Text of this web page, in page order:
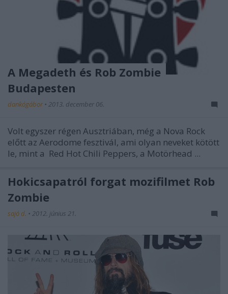
A Megadeth és Rob Zombie
Budapesten
dankógábor • 2013. december 06.
Volt egyszer régen Ausztriában, még a Nova Rock
előtt az Aerodome fesztivál, ami olyan neveket kötött
le, mint a Red Hot Chili Peppers, a Motörhead ...
Hokicsapatról forgat mozifilmet Rob
Zombie
sajó d. • 2012. június 21.